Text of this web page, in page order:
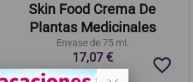
Skin Food Crema De
Plantas Medicinales
Envase de 75 ml.
17,07 € favorite_border
.